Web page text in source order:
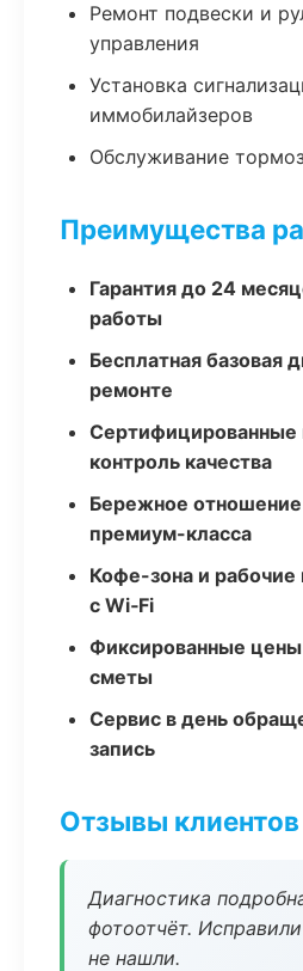
Ремонт подвески и
управления
Установка
иммобилайзеров
Обслуживание
Преимущества
Гарантия до 24
работы
Бесплатная базовая
ремонте
Сертифицированные
контроль качества
Бережное
премиум-класса
Кофе-зона и
с Wi‑Fi
Фиксированные
сметы
Сервис в день
запись
Отзывы клиентов
Диагностика
фотоотчёт.
не нашли.